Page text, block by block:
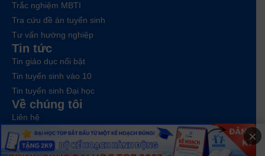
Trắc nghiệm MBTI
Tra cứu đề án tuyển sinh
Tư vấn hướng nghiệp
Tin tức
Tin giáo dục nổi bật
Tin tuyển sinh vào 10
Tin tuyển sinh Đại học
Về chúng tôi
Liên hệ
Điều khoản dịch vụ
Chính sách bảo mật
×